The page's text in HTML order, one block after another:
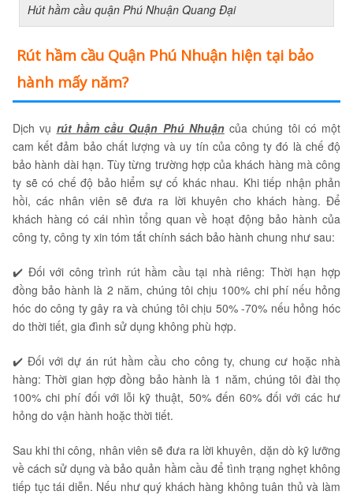
Hút hầm cầu quận Phú Nhuận Quang Đại
Rút hầm cầu Quận Phú Nhuận hiện tại bảo
hành mấy năm?
Dịch vụ rút hầm cầu Quận Phú Nhuậncủa chúng tôi có một
cam kết đảm bảo chất lượng và uy tín của công ty đó là chế độ
bảo hành dài hạn. Tùy từng trường hợp của khách hàng mà công
ty sẽ có chế độ bảo hiểm sự cố khác nhau. Khi tiếp nhận phản
hồi, các nhân viên sẽ đưa ra lời khuyên cho khách hàng. Để
khách hàng có cái nhìn tổng quan về hoạt động bảo hành của
công ty, công ty xin tóm tắt chính sách bảo hành chung như sau:
✔️ Đối với công trình rút hầm cầu tại nhà riêng: Thời hạn hợp
đồng bảo hành là 2 năm, chúng tôi chịu 100% chi phí nếu hỏng
hóc do công ty gây ra và chúng tôi chịu 50% -70% nếu hỏng hóc
do thời tiết, gia đình sử dụng không phù hợp.
✔️ Đối với dự án rút hầm cầu cho công ty, chung cư hoặc nhà
hàng: Thời gian hợp đồng bảo hành là 1 năm, chúng tôi đài thọ
100% chi phí đối với lỗi kỹ thuật, 50% đến 60% đối với các hư
hỏng do vận hành hoặc thời tiết.
Sau khi thi công, nhân viên sẽ đưa ra lời khuyên, dặn dò kỹ lưỡng
về cách sử dụng và bảo quản hầm cầu để tình trạng nghẹt không
tiếp tục tái diễn. Nếu như quý khách hàng không tuân thủ và làm